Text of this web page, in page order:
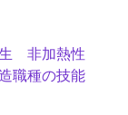
非加熱性
職種の技能